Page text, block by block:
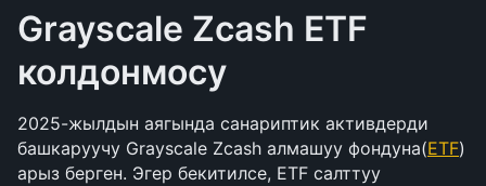
Grayscale Zcash ETF
колдонмосу
2025-жылдын аягында санариптик активдерди
башкаруучу Grayscale Zcash алмашуу фондуна(ETF)
арыз берген. Эгер бекитилсе, ETF салттуу